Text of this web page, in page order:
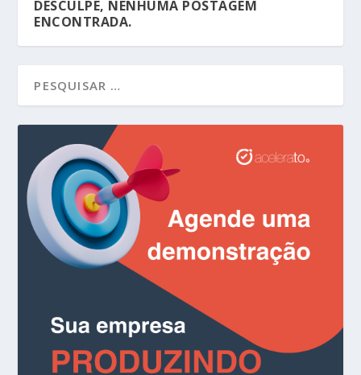
DESCULPE, NENHUMA POSTAGEM
ENCONTRADA.